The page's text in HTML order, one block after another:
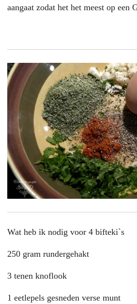
aangaat zodat het het meest op
Wat heb ik nodig voor 4 bifteki`s
250 gram rundergehakt
3 tenen knoflook
1 eetlepels gesneden verse munt